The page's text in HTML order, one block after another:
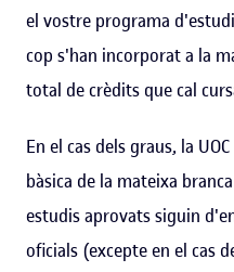
el vostre programa
cop s'han incorporat a la
total de crèdits que cal
En el cas dels graus, la
bàsica de la mateixa
estudis aprovats siguin
oficials (excepte en el cas